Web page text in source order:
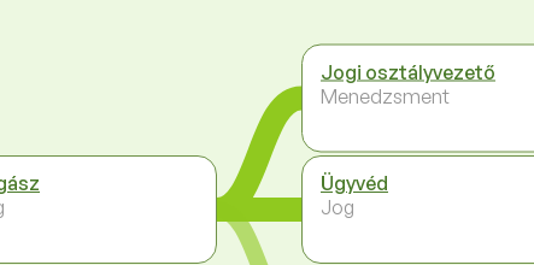
Jogi osztályvezető
Menedzsment
Ügyvéd
Jog